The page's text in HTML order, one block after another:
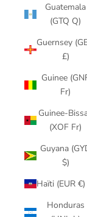
Guatemala
(GTQ Q)
Guernsey
£)
Guinee
Fr)
Guinee-
(XOF Fr)
Guyana
$)
Haïti (EUR €)
Honduras